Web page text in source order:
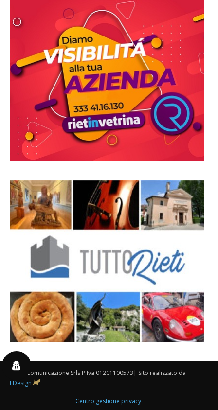
By 3P Comunicazione Srls P.Iva 01201100573| Sito realizzato da
FDesign
Centro gestione privacy